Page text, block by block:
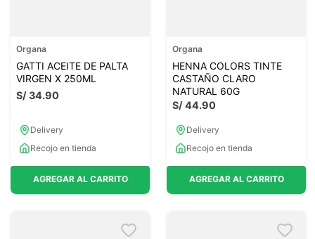
Organa
GATTI ACEITE DE PALTA
VIRGEN X 250ML
S/34.90
Delivery
Recojo en tienda
AGREGAR AL CARRITO
Organa
HENNA COLORS TINTE
CASTAÑO CLARO
NATURAL 60G
S/44.90
Delivery
Recojo en tienda
AGREGAR AL CARRITO